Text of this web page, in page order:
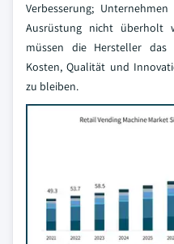
Verbesserung;
Ausrüstung nicht überholt
müssen die Hersteller das
Kosten, Qualität und
zu bleiben.